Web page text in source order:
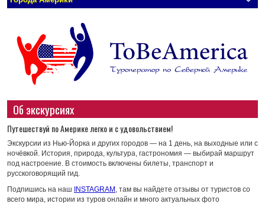
Об экскурсиях
Путешествуй по Америке легко и с удовольствием!
Экскурсии из Нью-Йорка и других городов — на 1 день, на выходные или с
ночёвкой. История, природа, культура, гастрономия — выбирай маршрут
под настроение. В стоимость включены билеты, транспорт и
русскоговорящий гид.
Подпишись на наш
INSTAGRAM , там вы найдете отзывы от туристов со
всего мира, истории из туров онлайн и много актуальных фото